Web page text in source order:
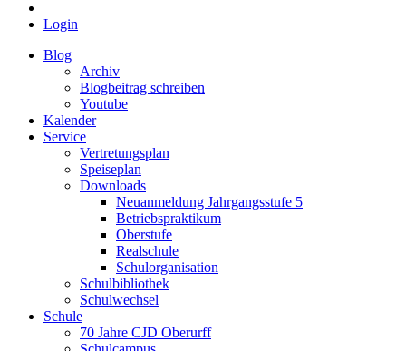
Login
Blog
Archiv
Blogbeitrag schreiben
Youtube
Kalender
Service
Vertretungsplan
Speiseplan
Downloads
Neuanmeldung Jahrgangsstufe 5
Betriebspraktikum
Oberstufe
Realschule
Schulorganisation
Schulbibliothek
Schulwechsel
Schule
70 Jahre CJD Oberurff